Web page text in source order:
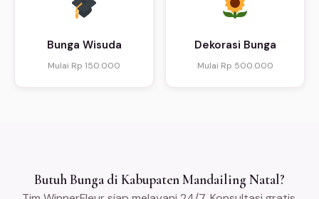
Bunga Wisuda
Mulai Rp 150.000
Dekorasi Bunga
Mulai Rp 500.000
Butuh Bunga di Kabupaten Mandailing Natal?